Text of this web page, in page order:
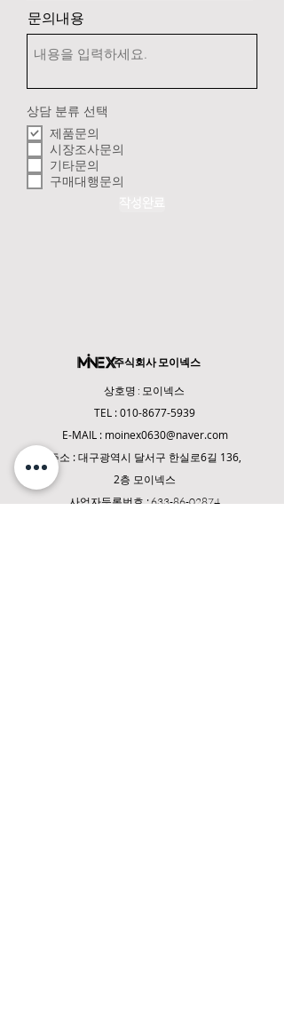
문의내용
상담 분류 선택
제품문의
시장조사문의
기타문의
구매대행문의
주식회사 모이넥스
상호명 : 모이넥스
TEL :010-8677-5939
E-MAIL : moinex0630@naver.com
주소 : 대구광역시 달서구 한실로6길 136,
2층 모이넥스
사업자등록번호 :633-86-02874